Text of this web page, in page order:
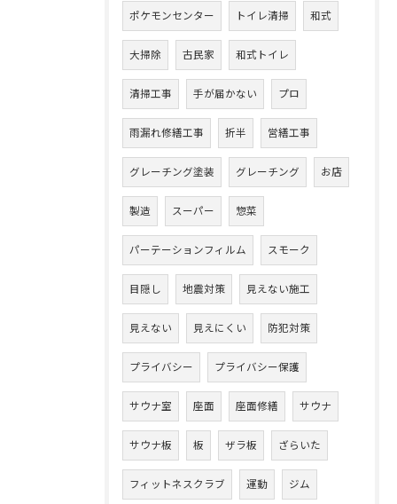
ポケモンセンター トイレ清掃 和式
大掃除 古民家 和式トイレ
清掃工事 手が届かない プロ
雨漏れ修繕工事 折半 営繕工事
グレーチング塗装 グレーチング お店
製造 スーパー 惣菜
パーテーションフィルム スモーク
目隠し 地震対策 見えない施工
見えない 見えにくい 防犯対策
プライバシー プライバシー保護
サウナ室 座面 座面修繕 サウナ
サウナ板 板 ザラ板 ざらいた
フィットネスクラブ 運動 ジム